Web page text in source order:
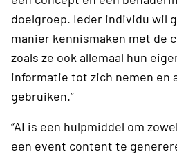
doelgroep. Ieder individu wil
manier kennismaken met de
zoals ze ook allemaal hun
informatie tot zich nemen en
gebruiken.”
“AI is een hulpmiddel om
een event content te